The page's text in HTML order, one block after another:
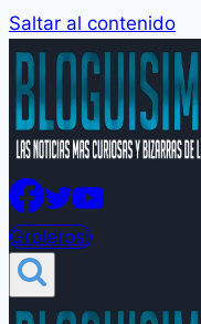
Saltar al contenido
Groleros!